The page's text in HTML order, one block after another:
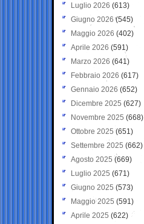
Luglio 2026 (613)
Giugno 2026 (545)
Maggio 2026 (402)
Aprile 2026 (591)
Marzo 2026 (641)
Febbraio 2026 (617)
Gennaio 2026 (652)
Dicembre 2025 (627)
Novembre 2025 (668)
Ottobre 2025 (651)
Settembre 2025 (662)
Agosto 2025 (669)
Luglio 2025 (671)
Giugno 2025 (573)
Maggio 2025 (591)
Aprile 2025 (622)